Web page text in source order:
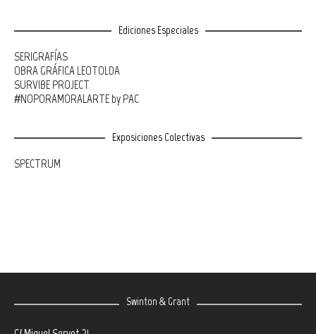
Ediciones Especiales
SERIGRAFÍAS
OBRA GRÁFICA LEOTOLDA
SURVIBE PROJECT
#NOPORAMORALARTE by PAC
Exposiciones Colectivas
SPECTRUM
Swinton & Grant